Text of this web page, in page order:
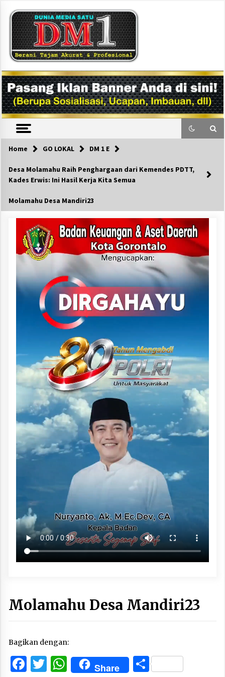
content
DM1
Home GO LOKAL DM 1 E
Desa Molamahu Raih Penghargaan dari Kemendes PDTT,
Kades Erwis: Ini Hasil Kerja Kita Semua
Molamahu Desa Mandiri23
Molamahu Desa Mandiri23
Bagikan dengan:
Facebook
Twitter
WhatsApp
Share Share